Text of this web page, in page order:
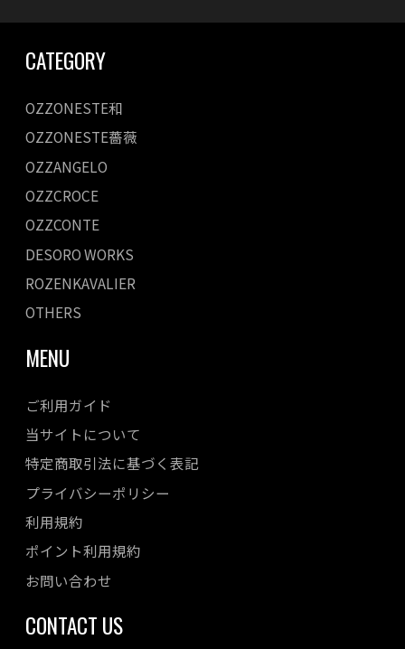
CATEGORY
OZZONESTE和
OZZONESTE薔薇
OZZANGELO
OZZCROCE
OZZCONTE
DESORO WORKS
ROZENKAVALIER
OTHERS
MENU
ご利用ガイド
当サイトについて
特定商取引法に基づく表記
プライバシーポリシー
利用規約
ポイント利用規約
お問い合わせ
CONTACT US